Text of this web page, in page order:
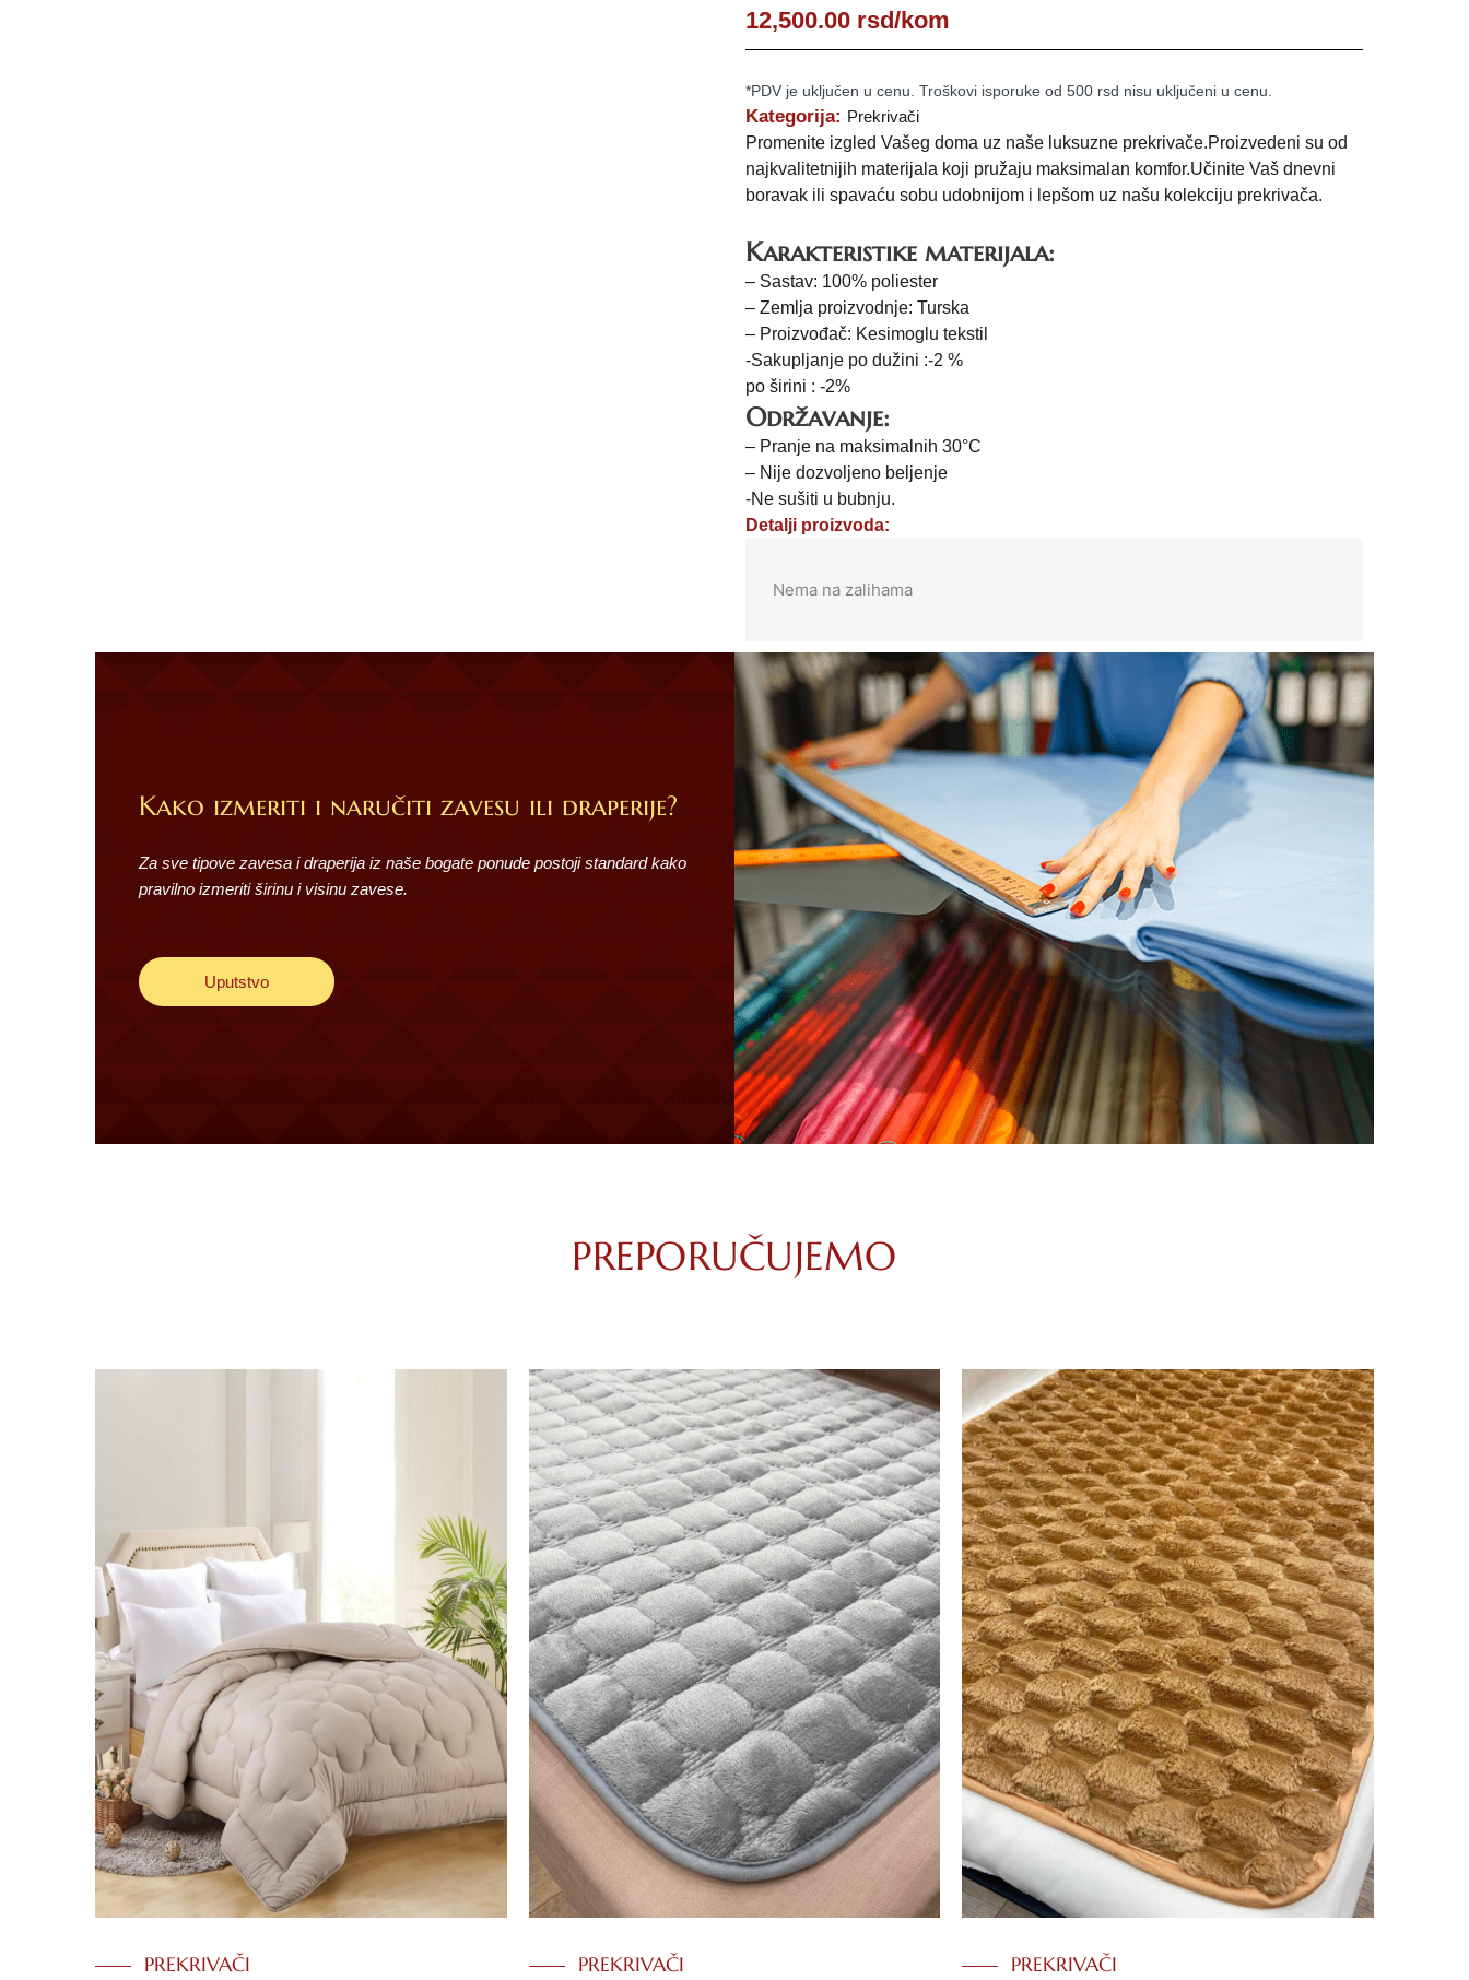
12,500.00 rsd/kom
*PDV je uključen u cenu. Troškovi isporuke od 500 rsd nisu uključeni u cenu.
Kategorija: Prekrivači
Promenite izgled Vašeg doma uz naše luksuzne prekrivače.Proizvedeni su od
najkvalitetnijih materijala koji pružaju maksimalan komfor.Učinite Vaš dnevni
boravak ili spavaću sobu udobnijom i lepšom uz našu kolekciju prekrivača.
Karakteristike materijala:
– Sastav: 100% poliester
– Zemlja proizvodnje: Turska
– Proizvođač: Kesimoglu tekstil
-Sakupljanje po dužini :-2 %
po širini : -2%
Održavanje:
– Pranje na maksimalnih 30°C
– Nije dozvoljeno beljenje
-Ne sušiti u bubnju.
Detalji proizvoda:
Nema na zalihama
Kako izmeriti i naručiti zavesu ili draperije?
Za sve tipove zavesa i draperija iz naše bogate ponude postoji standard kako
pravilno izmeriti širinu i visinu zavese.
Uputstvo
PREPORUČUJEMO
PREKRIVAČI PREKRIVAČI PREKRIVAČI